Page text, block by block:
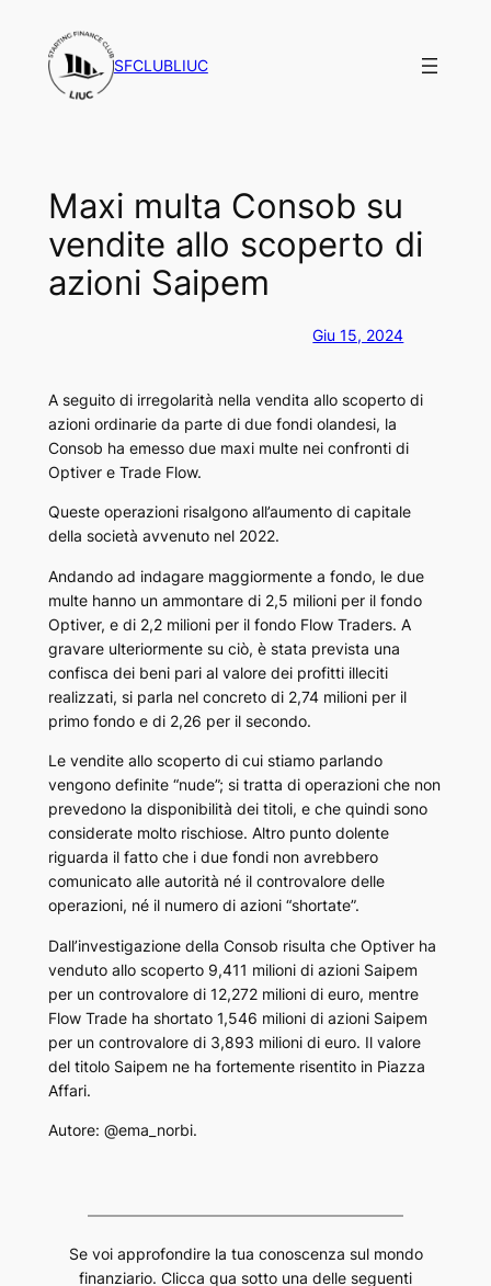
contenuto
SFCLUBLIUC
Maxi multa Consob su
vendite allo scoperto di
azioni Saipem
Giu 15, 2024
A seguito di irregolarità nella vendita allo scoperto di
azioni ordinarie da parte di due fondi olandesi, la
Consob ha emesso due maxi multe nei confronti di
Optiver e Trade Flow.
Queste operazioni risalgono all’aumento di capitale
della società avvenuto nel 2022.
Andando ad indagare maggiormente a fondo, le due
multe hanno un ammontare di 2,5 milioni per il fondo
Optiver, e di 2,2 milioni per il fondo Flow Traders. A
gravare ulteriormente su ciò, è stata prevista una
confisca dei beni pari al valore dei profitti illeciti
realizzati, si parla nel concreto di 2,74 milioni per il
primo fondo e di 2,26 per il secondo.
Le vendite allo scoperto di cui stiamo parlando
vengono definite “nude”; si tratta di operazioni che non
prevedono la disponibilità dei titoli, e che quindi sono
considerate molto rischiose. Altro punto dolente
riguarda il fatto che i due fondi non avrebbero
comunicato alle autorità né il controvalore delle
operazioni, né il numero di azioni “shortate”.
Dall’investigazione della Consob risulta che Optiver ha
venduto allo scoperto 9,411 milioni di azioni Saipem
per un controvalore di 12,272 milioni di euro, mentre
Flow Trade ha shortato 1,546 milioni di azioni Saipem
per un controvalore di 3,893 milioni di euro. Il valore
del titolo Saipem ne ha fortemente risentito in Piazza
Affari.
Autore: @ema_norbi.
Se voi approfondire la tua conoscenza sul mondo
finanziario. Clicca qua sotto una delle seguenti